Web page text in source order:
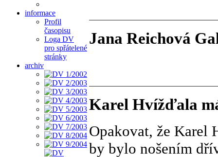
informace
Profil
časopisu
Loga DV
pro spřátelené
stránky
archiv
Jana Reichová
Karel Hvížďala
Opakovat, že Karel
by bylo nošením